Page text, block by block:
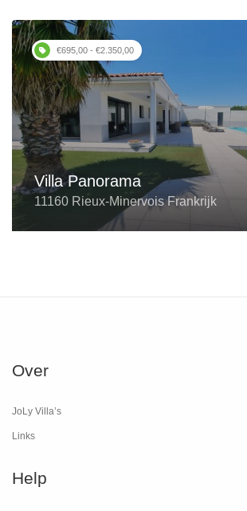
€695,00 - €2.350,00
Villa Panorama
11160 Rieux-Minervois Frankrijk
Over
JoLy Villa’s
Links
Help